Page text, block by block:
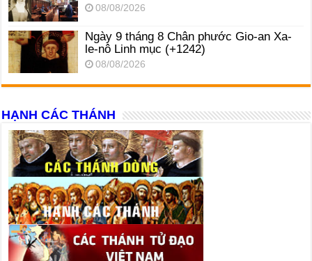
08/08/2026
Ngày 9 tháng 8 Chân phước Gio-an Xa-
le-nô Linh mục (+1242)
08/08/2026
HẠNH CÁC THÁNH